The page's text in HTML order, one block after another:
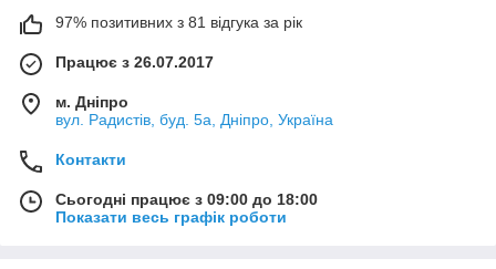
97% позитивних з 81 відгука за рік
Працює з 26.07.2017
м. Дніпро
вул. Радистів, буд. 5а, Дніпро, Україна
Контакти
Сьогодні працює з 09:00 до 18:00
Показати весь графік роботи